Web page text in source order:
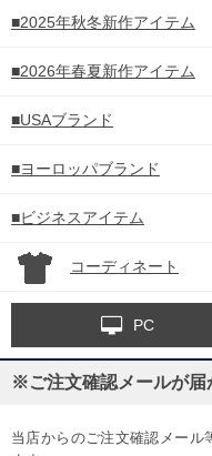
■2025年秋冬新作アイテム
■2026年春夏新作アイテム
■USAブランド
■ヨーロッパブランド
■ビジネスアイテム
コーディネート
PC
※ご注文確認メールが届
当店からのご注文確認メール